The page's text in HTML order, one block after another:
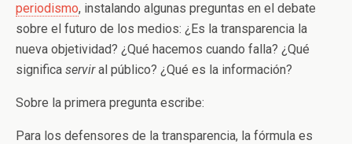
periodismo, instalando algunas preguntas en el debate
sobre el futuro de los medios: ¿Es la transparencia la
nueva objetividad? ¿Qué hacemos cuando falla? ¿Qué
significa serviral público? ¿Qué es la información?
Sobre la primera pregunta escribe:
Para los defensores de la transparencia, la fórmula es